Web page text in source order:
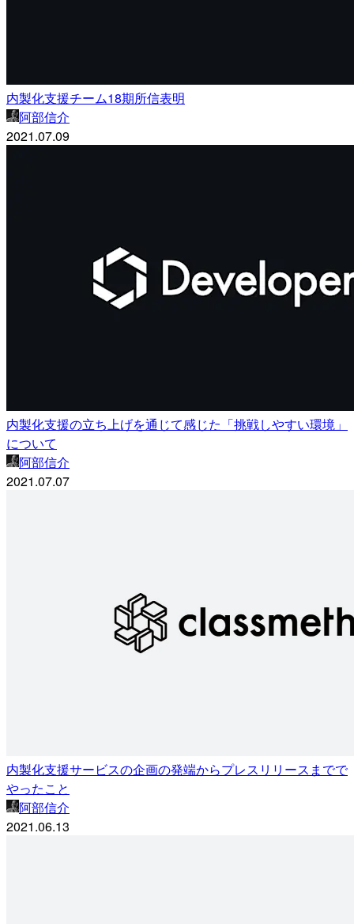
内製化支援チーム18期所信表明
阿部信介
2021.07.09
内製化支援の立ち上げを通じて感じた「挑戦しやすい環境」
について
阿部信介
2021.07.07
内製化支援サービスの企画の発端からプレスリリースまでで
やったこと
阿部信介
2021.06.13